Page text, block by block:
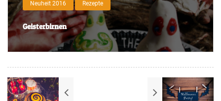
Neuheit 2016 Rezepte
Geisterbirnen